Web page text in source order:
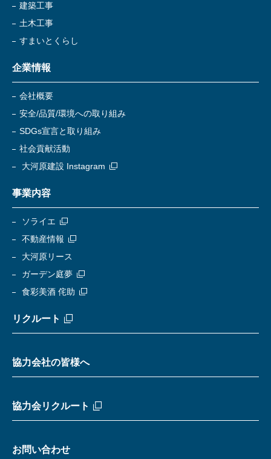
建築工事
土木工事
すまいとくらし
企業情報
会社概要
安全/品質/環境への取り組み
SDGs宣言と取り組み
社会貢献活動
大河原建設 Instagram
事業内容
ソライエ
不動産情報
大河原リース
ガーデン庭夢
食彩美酒 侘助
リクルート
協力会社の皆様へ
協力会リクルート
お問い合わせ